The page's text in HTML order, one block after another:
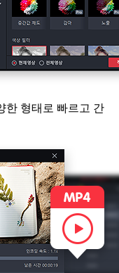
한 형태로 빠르고 간